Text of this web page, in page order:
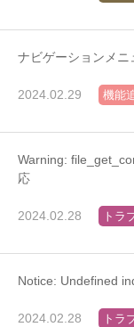
ナビゲーションメニ
2024.02.29 機能
Warning:
応
2024.02.28 トラ
Notice: Undefined
2024.02.28 トラ